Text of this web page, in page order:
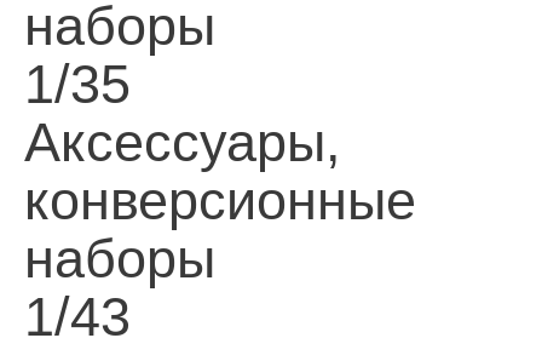
наборы
1/35
Аксессуары,
конверсионные
наборы
1/43